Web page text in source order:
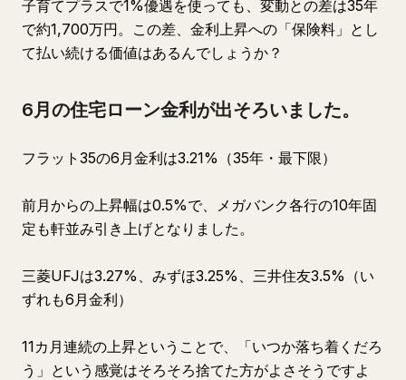
子育てプラスで1%優遇を使っても、変動との差は35年
で約1,700万円。この差、金利上昇への「保険料」とし
て払い続ける価値はあるんでしょうか？
6月の住宅ローン金利が出そろいました。
フラット35の6月金利は3.21%（35年・最下限）
前月からの上昇幅は0.5%で、メガバンク各行の10年固
定も軒並み引き上げとなりました。
三菱UFJは3.27%、みずほ3.25%、三井住友3.5%（い
ずれも6月金利）
11カ月連続の上昇ということで、「いつか落ち着くだろ
う」という感覚はそろそろ捨てた方がよさそうですよ